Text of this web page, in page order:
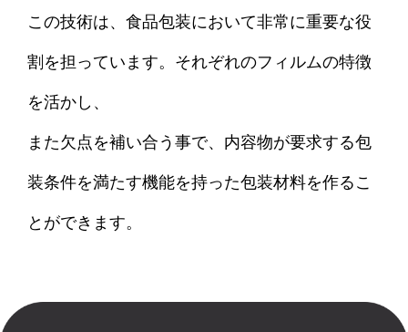
この技術は、食品包装において非常に重要な役
割を担っています。それぞれのフィルムの特徴
を活かし、
また欠点を補い合う事で、内容物が要求する包
装条件を満たす機能を持った包装材料を作るこ
とができます。